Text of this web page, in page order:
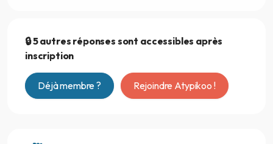
🔒 5 autres réponses sont accessibles après
inscription
Déjà membre ? Rejoindre Atypikoo !